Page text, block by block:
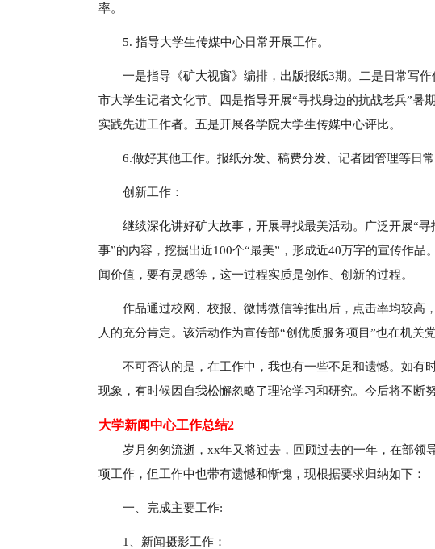
率。
5. 指导大学生传媒中心日常开展工作。
一是指导《矿大视窗》编排，出版报纸3期。二是日常写
市大学生记者文化节。四是指导开展“寻找身边的抗战老兵”暑
实践先进工作者。五是开展各学院大学生传媒中心评比。
6.做好其他工作。报纸分发、稿费分发、记者团管理等日
创新工作：
继续深化讲好矿大故事，开展寻找最美活动。广泛开展“
事”的内容，挖掘出近100个“最美”，形成近40万字的宣传作
闻价值，要有灵感等，这一过程实质是创作、创新的过程。
作品通过校网、校报、微博微信等推出后，点击率均较高
人的充分肯定。该活动作为宣传部“创优质服务项目”也在机关
不可否认的是，在工作中，我也有一些不足和遗憾。如有
现象，有时候因自我松懈忽略了理论学习和研究。今后将不断
大学新闻中心工作总结2
岁月匆匆流逝，xx年又将过去，回顾过去的一年，在部领
项工作，但工作中也带有遗憾和惭愧，现根据要求归纳如下：
一、完成主要工作:
1、新闻摄影工作：